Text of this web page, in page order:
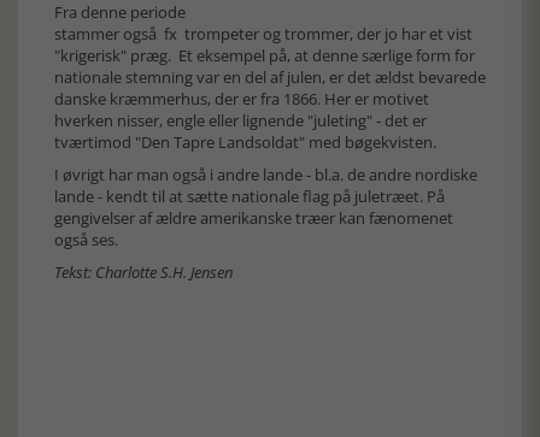
Fra denne periode
stammer også fx trompeter og trommer, der jo har et vist
"krigerisk" præg. Et eksempel på, at denne særlige form for
nationale stemning var en del af julen, er det ældst bevarede
danske kræmmerhus, der er fra 1866. Her er motivet
hverken nisser, engle eller lignende "juleting" - det er
tværtimod "Den Tapre Landsoldat" med bøgekvisten.
I øvrigt har man også i andre lande - bl.a. de andre nordiske
lande - kendt til at sætte nationale flag på juletræet. På
gengivelser af ældre amerikanske træer kan fænomenet
også ses.
Tekst: Charlotte S.H. Jensen